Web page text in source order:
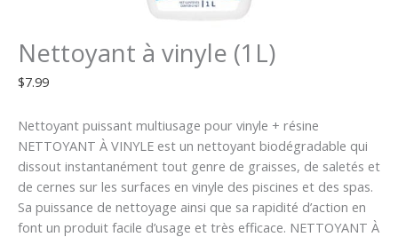
Nettoyant à vinyle (1L)
$7.99
Nettoyant puissant multiusage pour vinyle + résine
NETTOYANT À VINYLE est un nettoyant biodégradable qui
dissout instantanément tout genre de graisses, de saletés et
de cernes sur les surfaces en vinyle des piscines et des spas.
Sa puissance de nettoyage ainsi que sa rapidité d’action en
font un produit facile d’usage et très efficace. NETTOYANT À